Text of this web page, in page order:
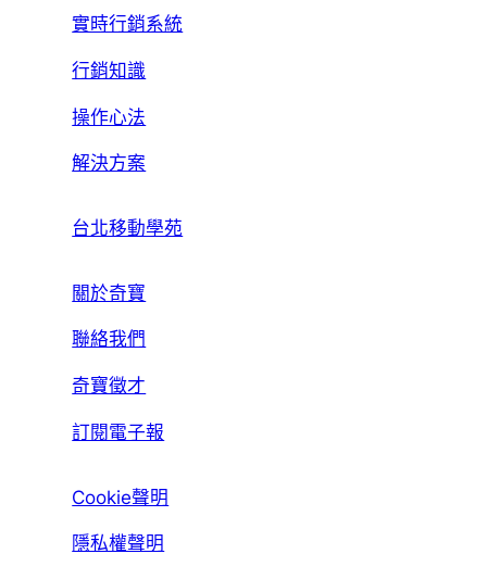
實時行銷系統
行銷知識
操作心法
解決方案
台北移動學苑
關於奇寶
聯絡我們
奇寶徵才
訂閱電子報
Cookie聲明
隱私權聲明